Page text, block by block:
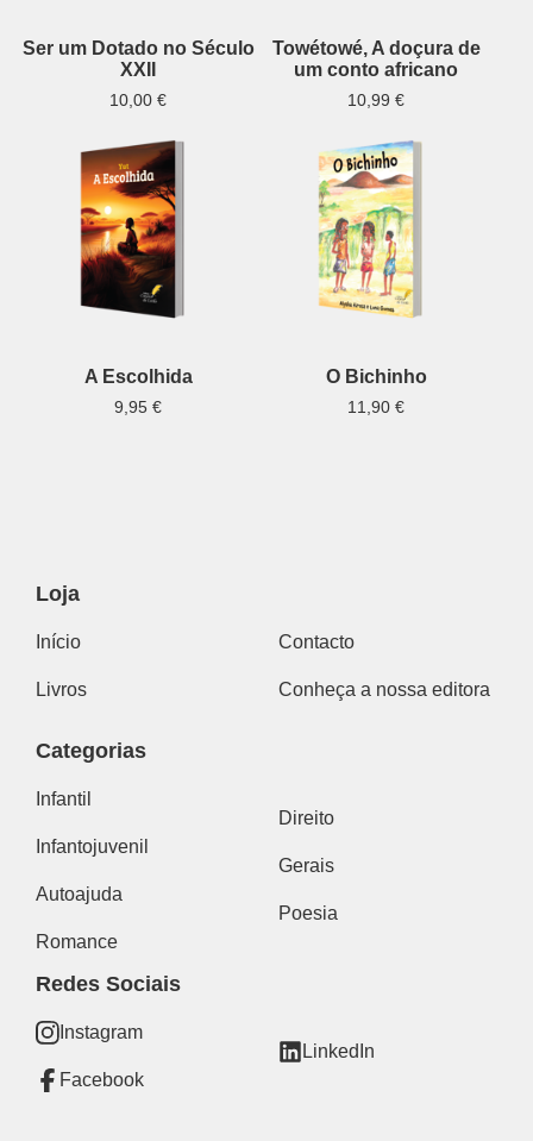
Ser um Dotado no Século
XXII
10,00 €
Towétowé, A doçura de
um conto africano
10,99 €
A Escolhida
9,95 €
O Bichinho
11,90 €
Loja
Início
Livros
Contacto
Conheça a nossa editora
Categorias
Infantil
Infantojuvenil
Autoajuda
Romance
Direito
Gerais
Poesia
Redes Sociais
Instagram
Facebook
LinkedIn